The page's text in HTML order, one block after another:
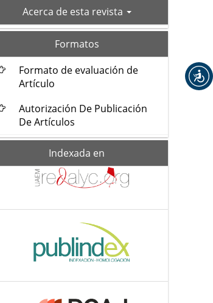
acerca-Acerca de esta revista
Formatos
Formato de evaluación de
Artículo
Autorización De Publicación
De Artículos
Indexada en